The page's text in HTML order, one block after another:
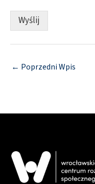
Wyślij
← Poprzedni Wpis